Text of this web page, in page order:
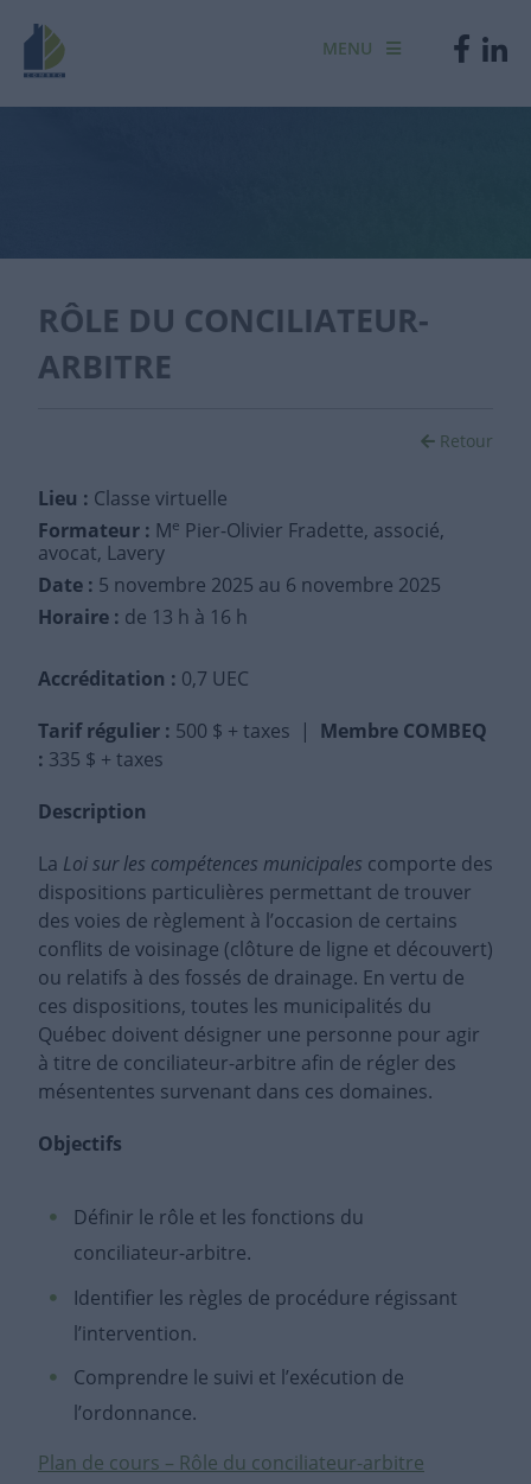
MENU
RÔLE DU CONCILIATEUR-
ARBITRE
Retour
Lieu : Classe virtuelle
Formateur : Me Pier-Olivier Fradette, associé,
avocat, Lavery
Date : 5 novembre 2025 au 6 novembre 2025
Horaire : de 13 h à 16 h
Accréditation : 0,7 UEC
Tarif régulier : 500 $ + taxes | Membre COMBEQ
: 335 $ + taxes
Description
La Loi sur les compétences municipales comporte des
dispositions particulières permettant de trouver
des voies de règlement à l’occasion de certains
conflits de voisinage (clôture de ligne et découvert)
ou relatifs à des fossés de drainage. En vertu de
ces dispositions, toutes les municipalités du
Québec doivent désigner une personne pour agir
à titre de conciliateur-arbitre afin de régler des
mésententes survenant dans ces domaines.
Objectifs
Définir le rôle et les fonctions du
conciliateur-arbitre.
Identifier les règles de procédure régissant
l’intervention.
Comprendre le suivi et l’exécution de
l’ordonnance.
Plan de cours – Rôle du conciliateur-arbitre